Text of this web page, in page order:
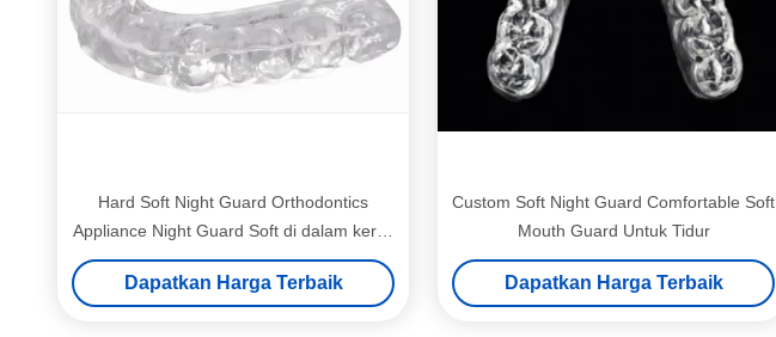
Hard Soft Night Guard Orthodontics
Appliance Night Guard Soft di dalam keras
di luar
Dapatkan Harga Terbaik
Custom Soft Night Guard Comfortable Soft
Mouth Guard Untuk Tidur
Dapatkan Harga Terbaik